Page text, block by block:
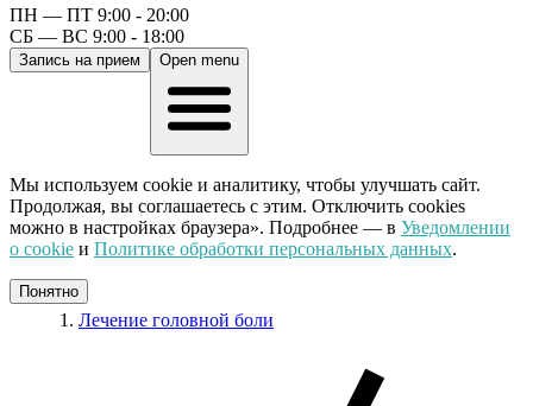
ПН — ПТ 9:00 - 20:00
СБ — ВС 9:00 - 18:00
Запись на прием Open menu
Мы используем cookie и аналитику, чтобы улучшать сайт.
Продолжая, вы соглашаетесь с этим. Отключить cookies
можно в настройках браузера». Подробнее — в Уведомлении
о cookie и Политике обработки персональных данных.
Понятно
Лечение головной боли